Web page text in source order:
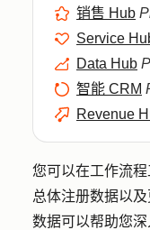
销售 Hub
Service
Data Hub
智能 CRM
Revenue
您可以在工作流
总体注册数据以
数据可以帮助您